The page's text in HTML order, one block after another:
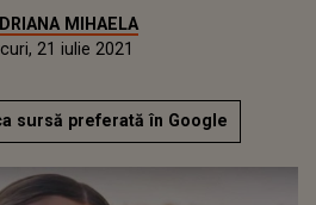
MIHAELA
21 iulie 2021
sursă preferată în Google